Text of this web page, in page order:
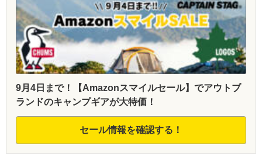
9月4日まで！【Amazonスマイルセール】でアウトブ
ランドのキャンプギアが大特価！
セール情報を確認する！